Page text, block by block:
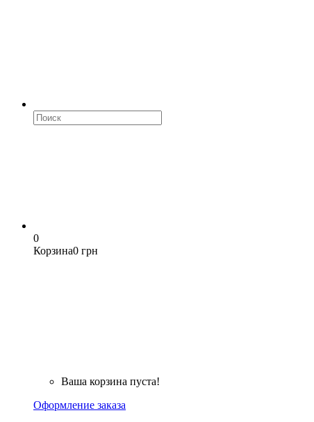
0
Корзина0 грн
Ваша корзина пуста!
Оформление заказа